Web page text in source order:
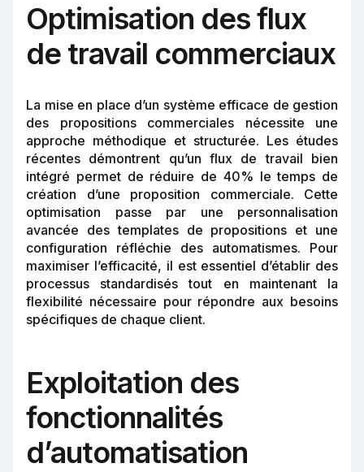
Optimisation des flux
de travail commerciaux
La mise en place d’un système efficace de gestion
des propositions commerciales nécessite une
approche méthodique et structurée. Les études
récentes démontrent qu’un flux de travail bien
intégré permet de réduire de 40% le temps de
création d’une proposition commerciale. Cette
optimisation passe par une personnalisation
avancée des templates de propositions et une
configuration réfléchie des automatismes. Pour
maximiser l’efficacité, il est essentiel d’établir des
processus standardisés tout en maintenant la
flexibilité nécessaire pour répondre aux besoins
spécifiques de chaque client.
Exploitation des
fonctionnalités
d’automatisation